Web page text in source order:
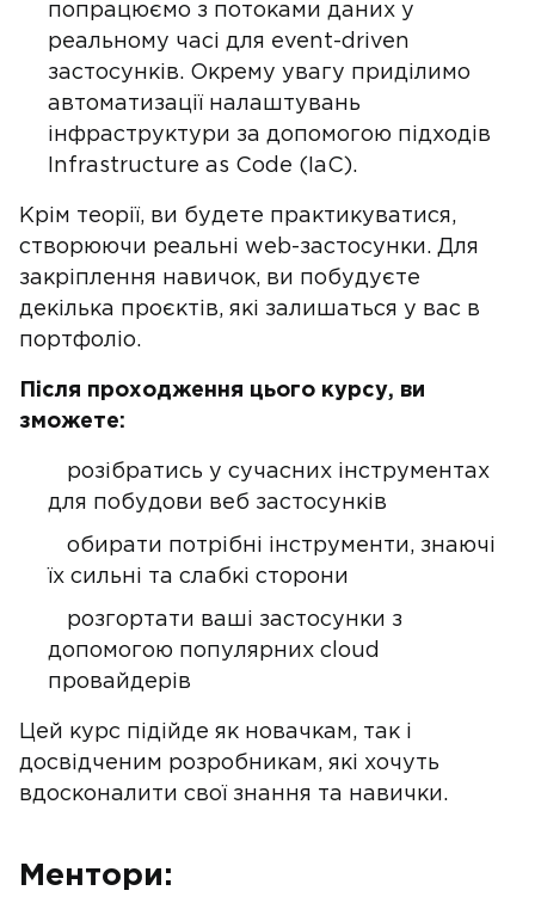
попрацюємо з потоками даних у
реальному часі для event-driven
застосунків. Окрему увагу приділимо
автоматизації налаштувань
інфраструктури за допомогою підходів
Infrastructure as Code (IaC).
Крім теорії, ви будете практикуватися,
створюючи реальні web-застосунки. Для
закріплення навичок, ви побудуєте
декілька проєктів, які залишаться у вас в
портфоліо.
Після проходження цього курсу, ви
зможете:
розібратись у сучасних інструментах
для побудови веб застосунків
обирати потрібні інструменти, знаючі
їх сильні та слабкі сторони
розгортати ваші застосунки з
допомогою популярних cloud
провайдерів
Цей курс підійде як новачкам, так і
досвідченим розробникам, які хочуть
вдосконалити свої знання та навички.
Ментори: